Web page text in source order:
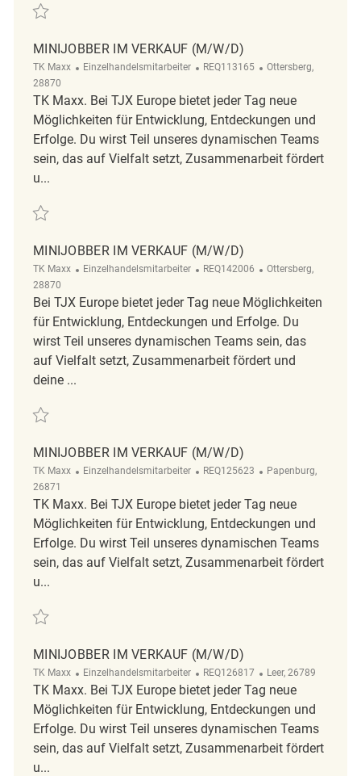
Retten Minijobber im Verkauf (m/w/d) REQ94567
MINIJOBBER IM VERKAUF (M/W/D)
TK Maxx Kategorie
Einzelhandelsmitarbeiter ReqId
REQ113165 Ort
Ottersberg,
28870
TK Maxx. Bei TJX Europe bietet jeder Tag neue
Möglichkeiten für Entwicklung, Entdeckungen und
Erfolge. Du wirst Teil unseres dynamischen Teams
sein, das auf Vielfalt setzt, Zusammenarbeit fördert
u...
Retten Minijobber im Verkauf (m/w/d) REQ113165
MINIJOBBER IM VERKAUF (M/W/D)
TK Maxx Kategorie
Einzelhandelsmitarbeiter ReqId
REQ142006 Ort
Ottersberg,
28870
Bei TJX Europe bietet jeder Tag neue Möglichkeiten
für Entwicklung, Entdeckungen und Erfolge. Du
wirst Teil unseres dynamischen Teams sein, das
auf Vielfalt setzt, Zusammenarbeit fördert und
deine ...
Retten Minijobber im Verkauf (m/w/d) REQ142006
MINIJOBBER IM VERKAUF (M/W/D)
TK Maxx Kategorie
Einzelhandelsmitarbeiter ReqId
REQ125623 Ort
Papenburg,
26871
TK Maxx. Bei TJX Europe bietet jeder Tag neue
Möglichkeiten für Entwicklung, Entdeckungen und
Erfolge. Du wirst Teil unseres dynamischen Teams
sein, das auf Vielfalt setzt, Zusammenarbeit fördert
u...
Retten Minijobber im Verkauf (m/w/d) REQ125623
MINIJOBBER IM VERKAUF (M/W/D)
TK Maxx Kategorie
Einzelhandelsmitarbeiter ReqId
REQ126817 Ort
Leer, 26789
TK Maxx. Bei TJX Europe bietet jeder Tag neue
Möglichkeiten für Entwicklung, Entdeckungen und
Erfolge. Du wirst Teil unseres dynamischen Teams
sein, das auf Vielfalt setzt, Zusammenarbeit fördert
u...